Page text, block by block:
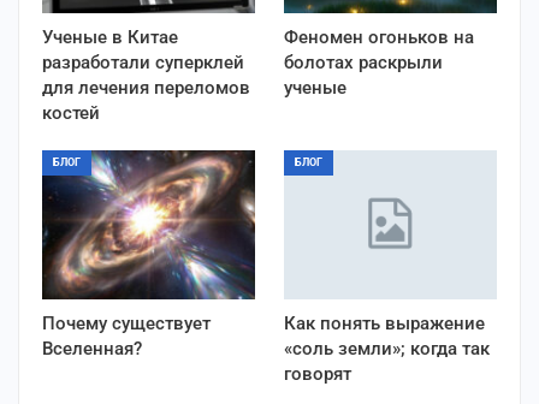
Ученые в Китае
разработали суперклей
для лечения переломов
костей
Феномен огоньков на
болотах раскрыли
ученые
БЛОГ
Почему существует
Вселенная?
БЛОГ
Как понять выражение
«соль земли»; когда так
говорят